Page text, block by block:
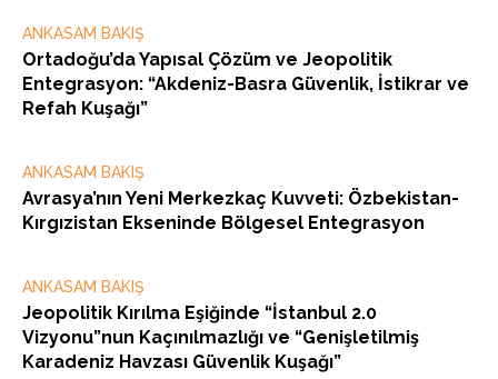
ANKASAM BAKIŞ
Ortadoğu’da Yapısal Çözüm ve Jeopolitik
Entegrasyon: “Akdeniz-Basra Güvenlik, İstikrar ve
Refah Kuşağı”
ANKASAM BAKIŞ
Avrasya’nın Yeni Merkezkaç Kuvveti: Özbekistan-
Kırgızistan Ekseninde Bölgesel Entegrasyon
ANKASAM BAKIŞ
Jeopolitik Kırılma Eşiğinde “İstanbul 2.0
Vizyonu”nun Kaçınılmazlığı ve “Genişletilmiş
Karadeniz Havzası Güvenlik Kuşağı”